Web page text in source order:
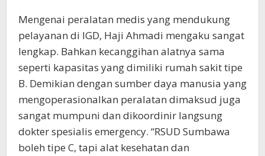
Mengenai peralatan medis yang mendukung
pelayanan di IGD, Haji Ahmadi mengaku sangat
lengkap. Bahkan kecanggihan alatnya sama
seperti kapasitas yang dimiliki rumah sakit tipe
B. Demikian dengan sumber daya manusia yang
mengoperasionalkan peralatan dimaksud juga
sangat mumpuni dan dikoordinir langsung
dokter spesialis emergency. “RSUD Sumbawa
boleh tipe C, tapi alat kesehatan dan